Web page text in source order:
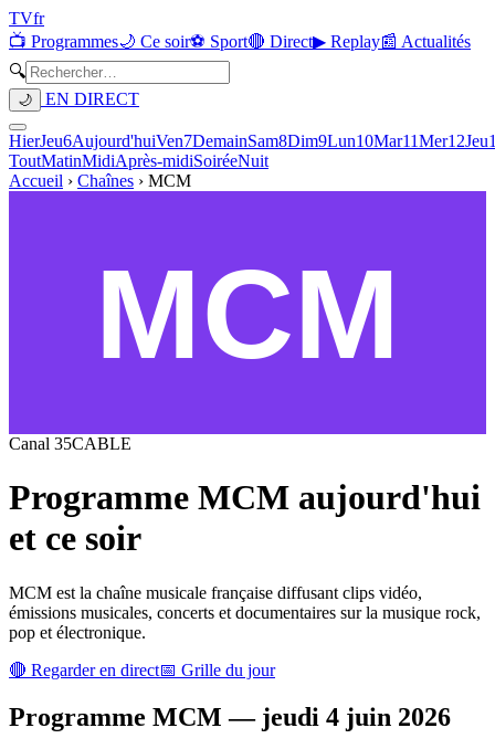
TVfr
📺 Programmes🌙 Ce soir⚽ Sport🔴 Direct▶ Replay📰 Actualités
🔍
🌙 EN DIRECT
HierJeu6Aujourd'huiVen7DemainSam8Dim9Lun10Mar11Mer12Jeu
ToutMatinMidiAprès-midiSoiréeNuit
Accueil › Chaînes › MCM
Canal 35CABLE
Programme MCM aujourd'hui
et ce soir
MCM est la chaîne musicale française diffusant clips vidéo,
émissions musicales, concerts et documentaires sur la musique rock,
pop et électronique.
🔴 Regarder en direct📅 Grille du jour
Programme MCM — jeudi 4 juin 2026